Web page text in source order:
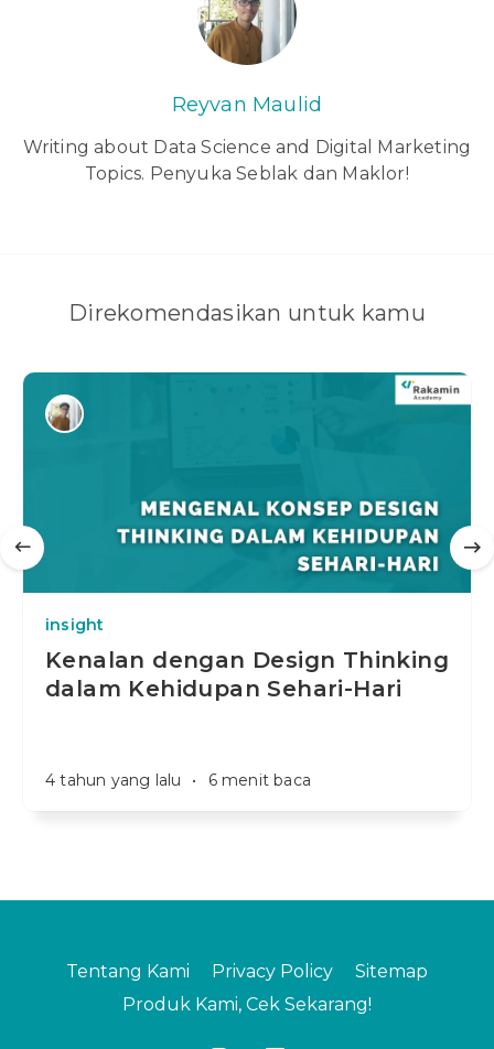
Reyvan Maulid
Writing about Data Science and Digital Marketing
Topics. Penyuka Seblak dan Maklor!
Direkomendasikan untuk kamu
insight
Kenalan dengan Design Thinking
dalam Kehidupan Sehari-Hari
4 tahun yang lalu • 6 menit baca
Tentang Kami Privacy Policy
Sitemap
Produk Kami, Cek Sekarang!